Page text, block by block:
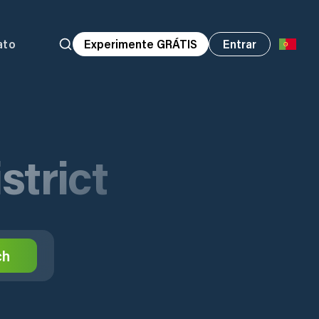
Experimente GRÁTIS Entrar